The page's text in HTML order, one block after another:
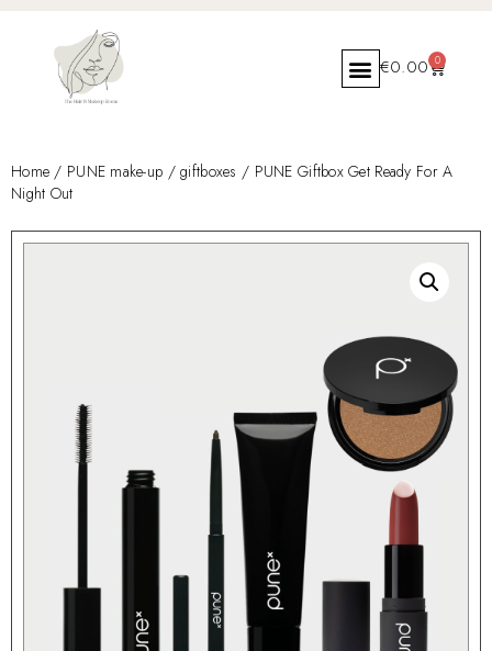
€0.00 0
Home / PUNE make-up /giftboxes / PUNE Giftbox Get Ready For A
Night Out